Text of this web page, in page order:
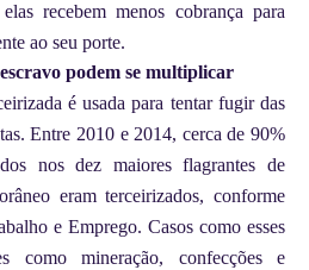
recebem menos cobrança para
ao seu porte.
podem se multiplicar
é usada para tentar fugir das
Entre 2010 e 2014, cerca de 90%
nos dez maiores flagrantes de
eram terceirizados, conforme
e Emprego. Casos como esses
como mineração, confecções e